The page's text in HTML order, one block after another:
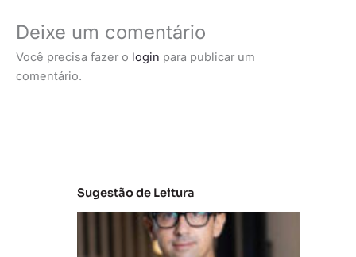
Deixe um comentário
Você precisa fazer o login para publicar um
comentário.
Sugestão de Leitura